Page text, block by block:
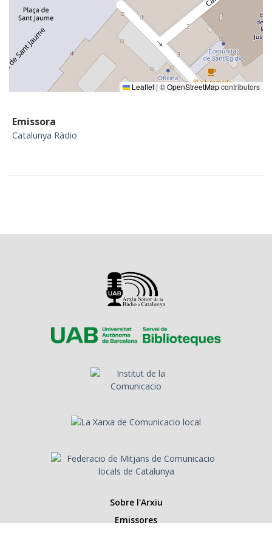
Leaflet|©OpenStreetMapcontributors
Emissora
Catalunya Ràdio
Sobre l'Arxiu
Emissores